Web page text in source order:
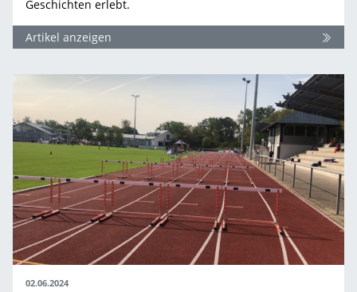
Geschichten erlebt.
Artikel anzeigen
02.06.2024